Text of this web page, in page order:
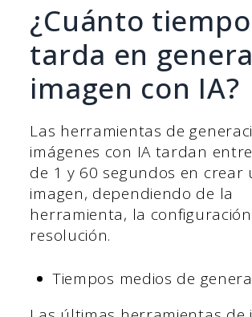
¿Cuánto
tarda en
imagen con IA?
Las herramientas de
imágenes con IA tardan
de 1 y 60 segundos en crear
imagen, dependiendo de la
herramienta, la
resolución.
Tiempos medios de